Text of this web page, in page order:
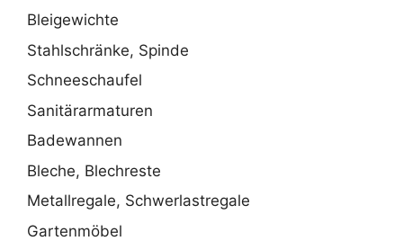
Bleigewichte
Stahlschränke, Spinde
Schneeschaufel
Sanitärarmaturen
Badewannen
Bleche, Blechreste
Metallregale, Schwerlastregale
Gartenmöbel